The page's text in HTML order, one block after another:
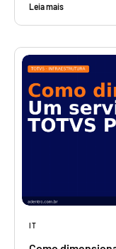
Leia mais
IT